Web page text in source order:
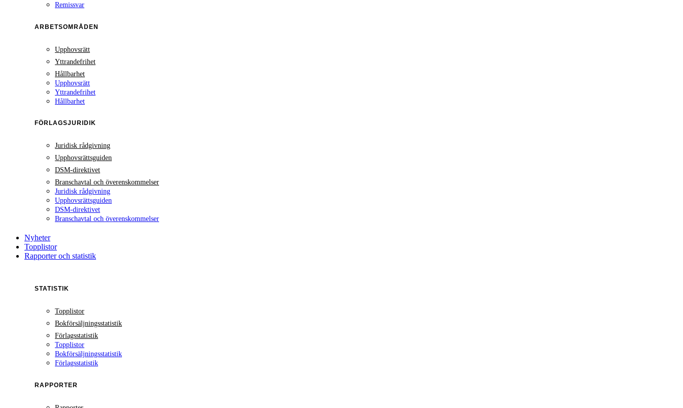
Remissvar
ARBETSOMRÅDEN
Upphovsrätt
Yttrandefrihet
Hållbarhet
Upphovsrätt
Yttrandefrihet
Hållbarhet
FÖRLAGSJURIDIK
Juridisk rådgivning
Upphovsrättsguiden
DSM-direktivet
Branschavtal och överenskommelser
Juridisk rådgivning
Upphovsrättsguiden
DSM-direktivet
Branschavtal och överenskommelser
Nyheter
Topplistor
Rapporter och statistik
STATISTIK
Topplistor
Bokförsäljningsstatistik
Förlagsstatistik
Topplistor
Bokförsäljningsstatistik
Förlagsstatistik
RAPPORTER